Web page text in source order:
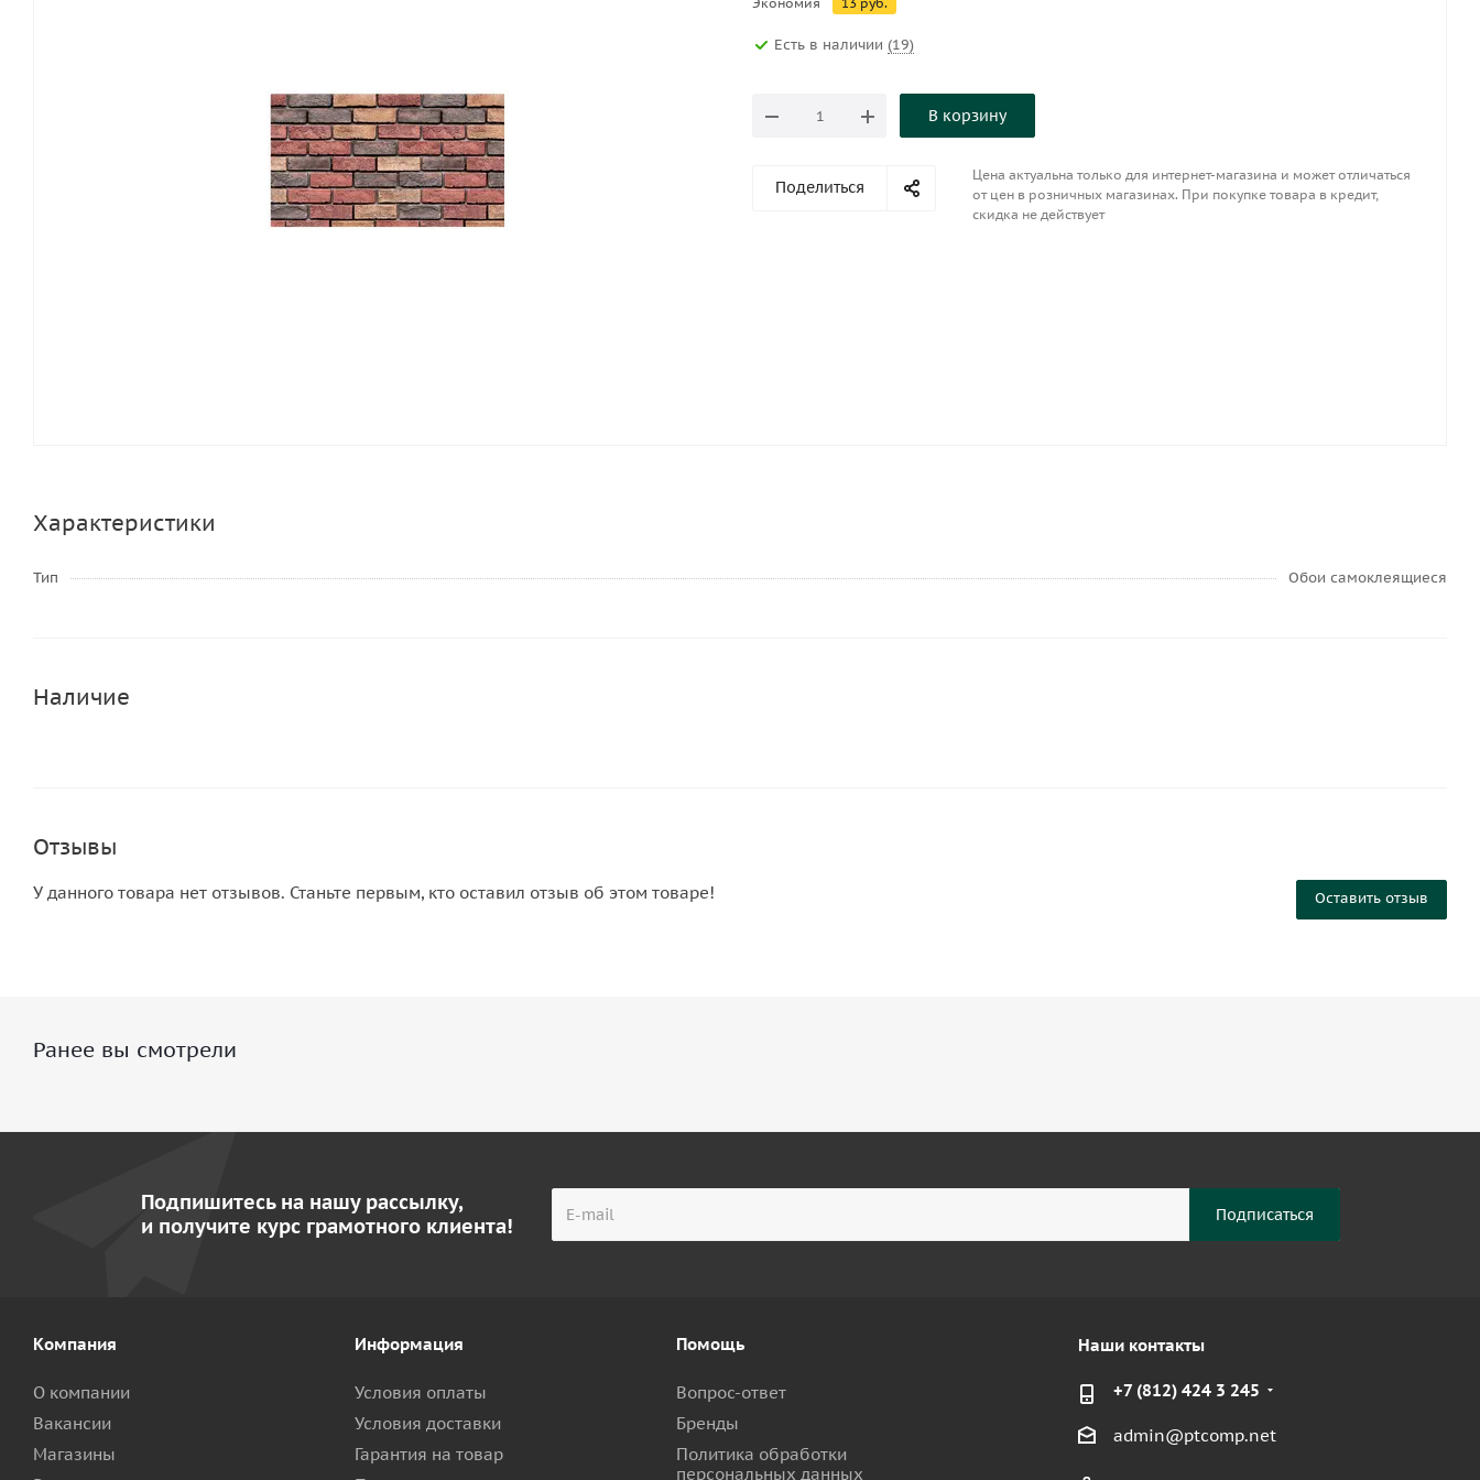
Есть в наличии (19)
В корзину
Поделиться
Цена актуальна только для интернет-магазина и может отличаться
от цен в розничных магазинах. При покупке товара в кредит,
скидка не действует
Характеристики
Тип Обои самоклеящиеся
Наличие
Отзывы
Оставить отзыв
У данного товара нет отзывов. Станьте первым, кто оставил отзыв об этом товаре!
Ранее вы смотрели
Подпишитесь на нашу рассылку,
и получите курс грамотного клиента!
Компания
О компании
Вакансии
Магазины
Информация
Условия оплаты
Условия доставки
Гарантия на товар
Помощь
Вопрос-ответ
Бренды
Политика обработки
персональных данных
Наши контакты
+7 (812) 424 3 245
admin@ptcomp.net